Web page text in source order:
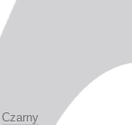
Czarny